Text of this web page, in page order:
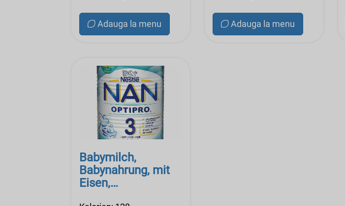
Adauga la menu Adauga la menu
Babymilch,
Babynahrung, mit
Eisen,